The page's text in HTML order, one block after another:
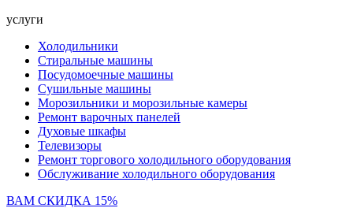
услуги
Холодильники
Стиральные машины
Посудомоечные машины
Сушильные машины
Морозильники и морозильные камеры
Ремонт варочных панелей
Духовые шкафы
Телевизоры
Ремонт торгового холодильного оборудования
Обслуживание холодильного оборудования
ВАМ СКИДКА 15%